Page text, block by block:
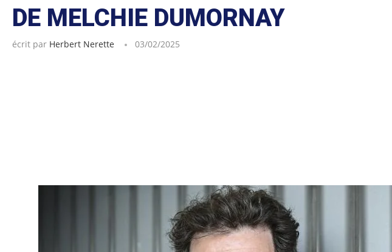
DE MELCHIE DUMORNAY
écrit par Herbert Nerette 03/02/2025